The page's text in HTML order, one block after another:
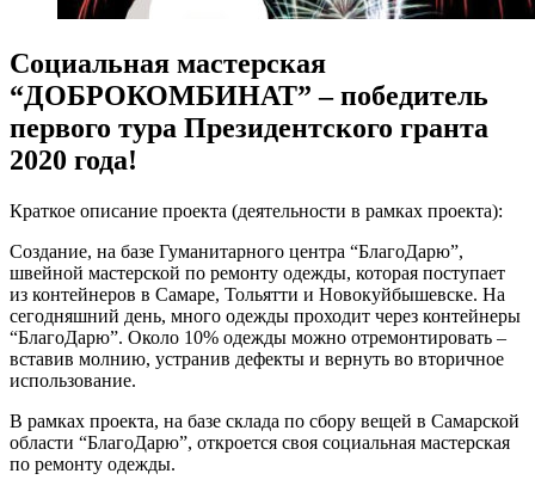
Cоциальная мастерская
“ДОБРОКОМБИНАТ” – победитель
первого тура Президентского гранта
2020 года!
Краткое описание проекта (деятельности в рамках проекта):
Создание, на базе Гуманитарного центра “БлагоДарю”,
швейной мастерской по ремонту одежды, которая поступает
из контейнеров в Самаре, Тольятти и Новокуйбышевске. На
сегодняшний день, много одежды проходит через контейнеры
“БлагоДарю”. Около 10% одежды можно отремонтировать –
вставив молнию, устранив дефекты и вернуть во вторичное
использование.
В рамках проекта, на базе склада по сбору вещей в Самарской
области “БлагоДарю”, откроется своя социальная мастерская
по ремонту одежды.